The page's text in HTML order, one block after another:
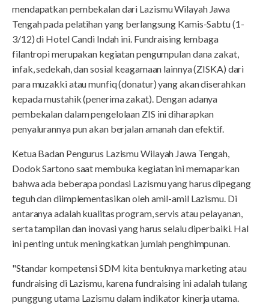
mendapatkan pembekalan dari Lazismu Wilayah Jawa
Tengah pada pelatihan yang berlangsung Kamis-Sabtu (1-
3/12) di Hotel Candi Indah ini. Fundraising lembaga
filantropi merupakan kegiatan pengumpulan dana zakat,
infak, sedekah, dan sosial keagamaan lainnya (ZISKA) dari
para muzakki atau munfiq (donatur) yang akan diserahkan
kepada mustahik (penerima zakat). Dengan adanya
pembekalan dalam pengelolaan ZIS ini diharapkan
penyalurannya pun akan berjalan amanah dan efektif.
Ketua Badan Pengurus Lazismu Wilayah Jawa Tengah,
Dodok Sartono saat membuka kegiatan ini memaparkan
bahwa ada beberapa pondasi Lazismu yang harus dipegang
teguh dan diimplementasikan oleh amil-amil Lazismu. Di
antaranya adalah kualitas program, servis atau pelayanan,
serta tampilan dan inovasi yang harus selalu diperbaiki. Hal
ini penting untuk meningkatkan jumlah penghimpunan.
"Standar kompetensi SDM kita bentuknya marketing atau
fundraising di Lazismu, karena fundraising ini adalah tulang
punggung utama Lazismu dalam indikator kinerja utama.